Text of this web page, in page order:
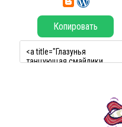
Копировать